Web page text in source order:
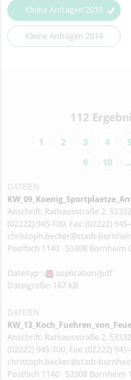
Kleine Anfragen 2015
Kleine Anfragen 2014
112
1 2 3 4
9
10
DATEIEN
Anschrift: Rathausstraße 2,
(02222) 945-100, Fax: (02222)
christoph.becker@stadt-
Postfach 1140 · 53308 Bornheim
Dateityp :
application/pdf
Dateigröße: 167 KB
DATEIEN
Anschrift: Rathausstraße 2,
(02222) 945-100, Fax: (02222)
christoph.becker@stadt-
Postfach 1140 · 53308 Bornheim